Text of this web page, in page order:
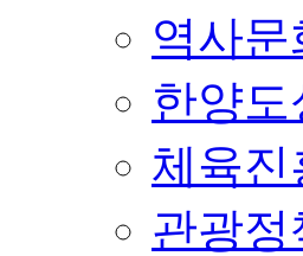
역사
한양
체육진
관광정